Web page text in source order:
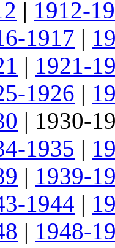
| 1912-
1917 |
| 1921-
1926 |
| 1930-
1935 |
| 1939-
1944 |
| 1948-